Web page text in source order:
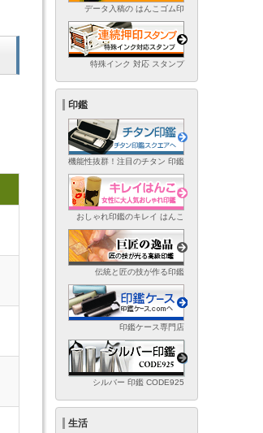
データ入稿の はんこゴム印
特殊インク 対応 スタンプ
印鑑
機能性抜群！注目のチタン 印鑑
おしゃれ印鑑のキレイ はんこ
伝統と匠の技が作る印鑑
印鑑ケース専門店
シルバー 印鑑 CODE925
生活